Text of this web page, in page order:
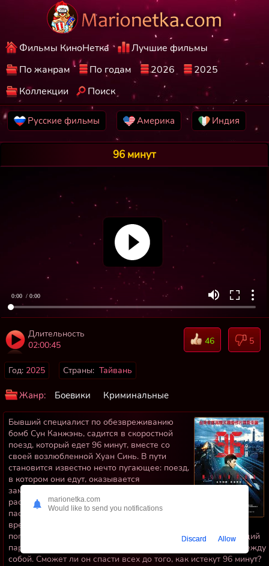
Фильмы КиноНетка
Лучшие фильмы
По жанрам
По годам 2026
2025
Коллекции
Поиск
Русские фильмы Америка Индия
96 минут
0:00 / 0:00
Длительность
02:00:45
46 5
Год: 2025 Страны: Тайвань
Жанр: Боевики Криминальные
Бывший специалист по обезвреживанию
бомб Сун Канжэнь, садится в скоростной
поезд, который едет 96 минут, вместе со
своей возлюбленной Хуан Синь. В пути
становится известно нечто пугающее: поезд,
в котором они едут, оказывается
заминирован. По мере того, как паника
распространяется среди неожиданных
пассажиров, Сун вступает в гонку со
временем, чтобы найти устройство и
попытаться обезвредить его. Но тут он узнает, что следующий
параллельно поезд тоже заминирован, а бомбы связаны между
собой. Сможет ли он спасти всех до того, как истекут 96 минут?
marionetka.com
Would like to send you notifications
Discard Allow